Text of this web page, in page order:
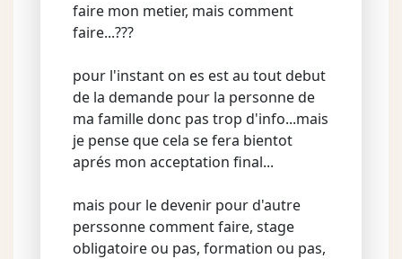
faire mon metier, mais comment
faire...???
pour l'instant on es est au tout debut
de la demande pour la personne de
ma famille donc pas trop d'info...mais
je pense que cela se fera bientot
aprés mon acceptation final...
mais pour le devenir pour d'autre
perssonne comment faire, stage
obligatoire ou pas, formation ou pas,